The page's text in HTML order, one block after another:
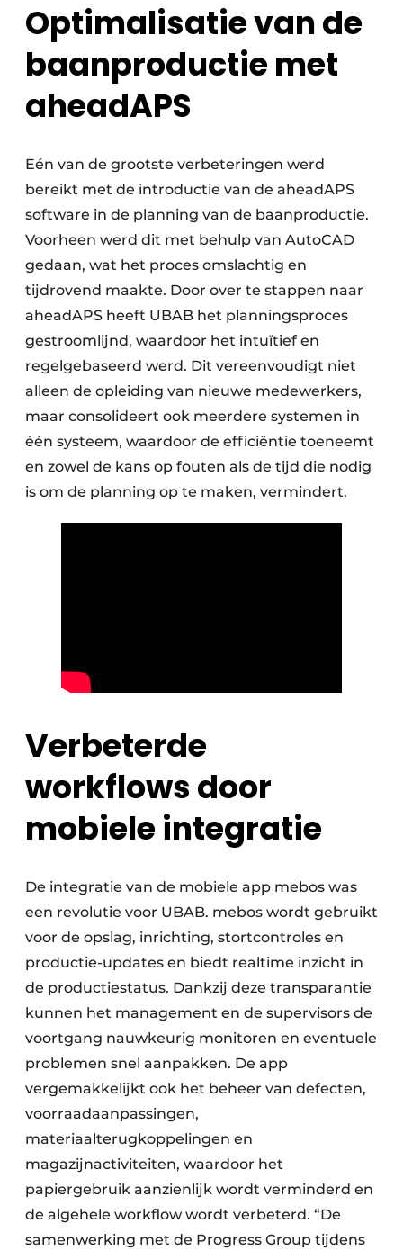
Optimalisatie van de
baanproductie met
aheadAPS
Eén van de grootste verbeteringen werd
bereikt met de introductie van de aheadAPS
software in de planning van de baanproductie.
Voorheen werd dit met behulp van AutoCAD
gedaan, wat het proces omslachtig en
tijdrovend maakte. Door over te stappen naar
aheadAPS heeft UBAB het planningsproces
gestroomlijnd, waardoor het intuïtief en
regelgebaseerd werd. Dit vereenvoudigt niet
alleen de opleiding van nieuwe medewerkers,
maar consolideert ook meerdere systemen in
één systeem, waardoor de efficiëntie toeneemt
en zowel de kans op fouten als de tijd die nodig
is om de planning op te maken, vermindert.
Verbeterde
workflows door
mobiele integratie
De integratie van de mobiele app mebos was
een revolutie voor UBAB. mebos wordt gebruikt
voor de opslag, inrichting, stortcontroles en
productie-updates en biedt realtime inzicht in
de productiestatus. Dankzij deze transparantie
kunnen het management en de supervisors de
voortgang nauwkeurig monitoren en eventuele
problemen snel aanpakken. De app
vergemakkelijkt ook het beheer van defecten,
voorraadaanpassingen,
materiaalterugkoppelingen en
magazijnactiviteiten, waardoor het
papiergebruik aanzienlijk wordt verminderd en
de algehele workflow wordt verbeterd. “De
samenwerking met de Progress Group tijdens